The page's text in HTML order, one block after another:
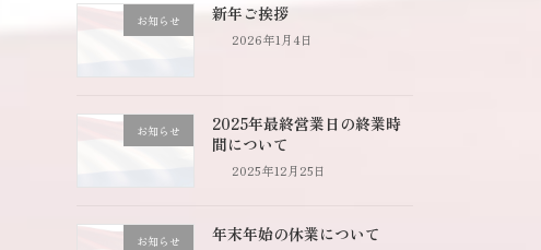
お知らせ 新年ご挨拶
2026年1月4日
お知らせ
2025年最終営業日の終業時
間について
2025年12月25日
お知らせ 年末年始の休業について